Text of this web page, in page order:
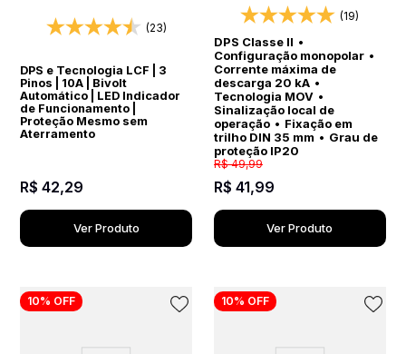
Elétrico DPS Bivolt
(23)
DPS e Tecnologia LCF | 3
Pinos | 10A | Bivolt
Automático | LED Indicador
de Funcionamento |
Proteção Mesmo sem
Aterramento
R$ 42,29
Ver Produto
quadros elétricos
(19)
DPS Classe II •
Configuração monopolar•
Corrente máxima de
descarga 20 kA•
Tecnologia MOV•
Sinalização local de
operação• Fixação em
trilho DIN 35 mm • Grau de
proteção IP20
R$ 49,99
R$ 41,99
Ver Produto
10% OFF 10% OFF